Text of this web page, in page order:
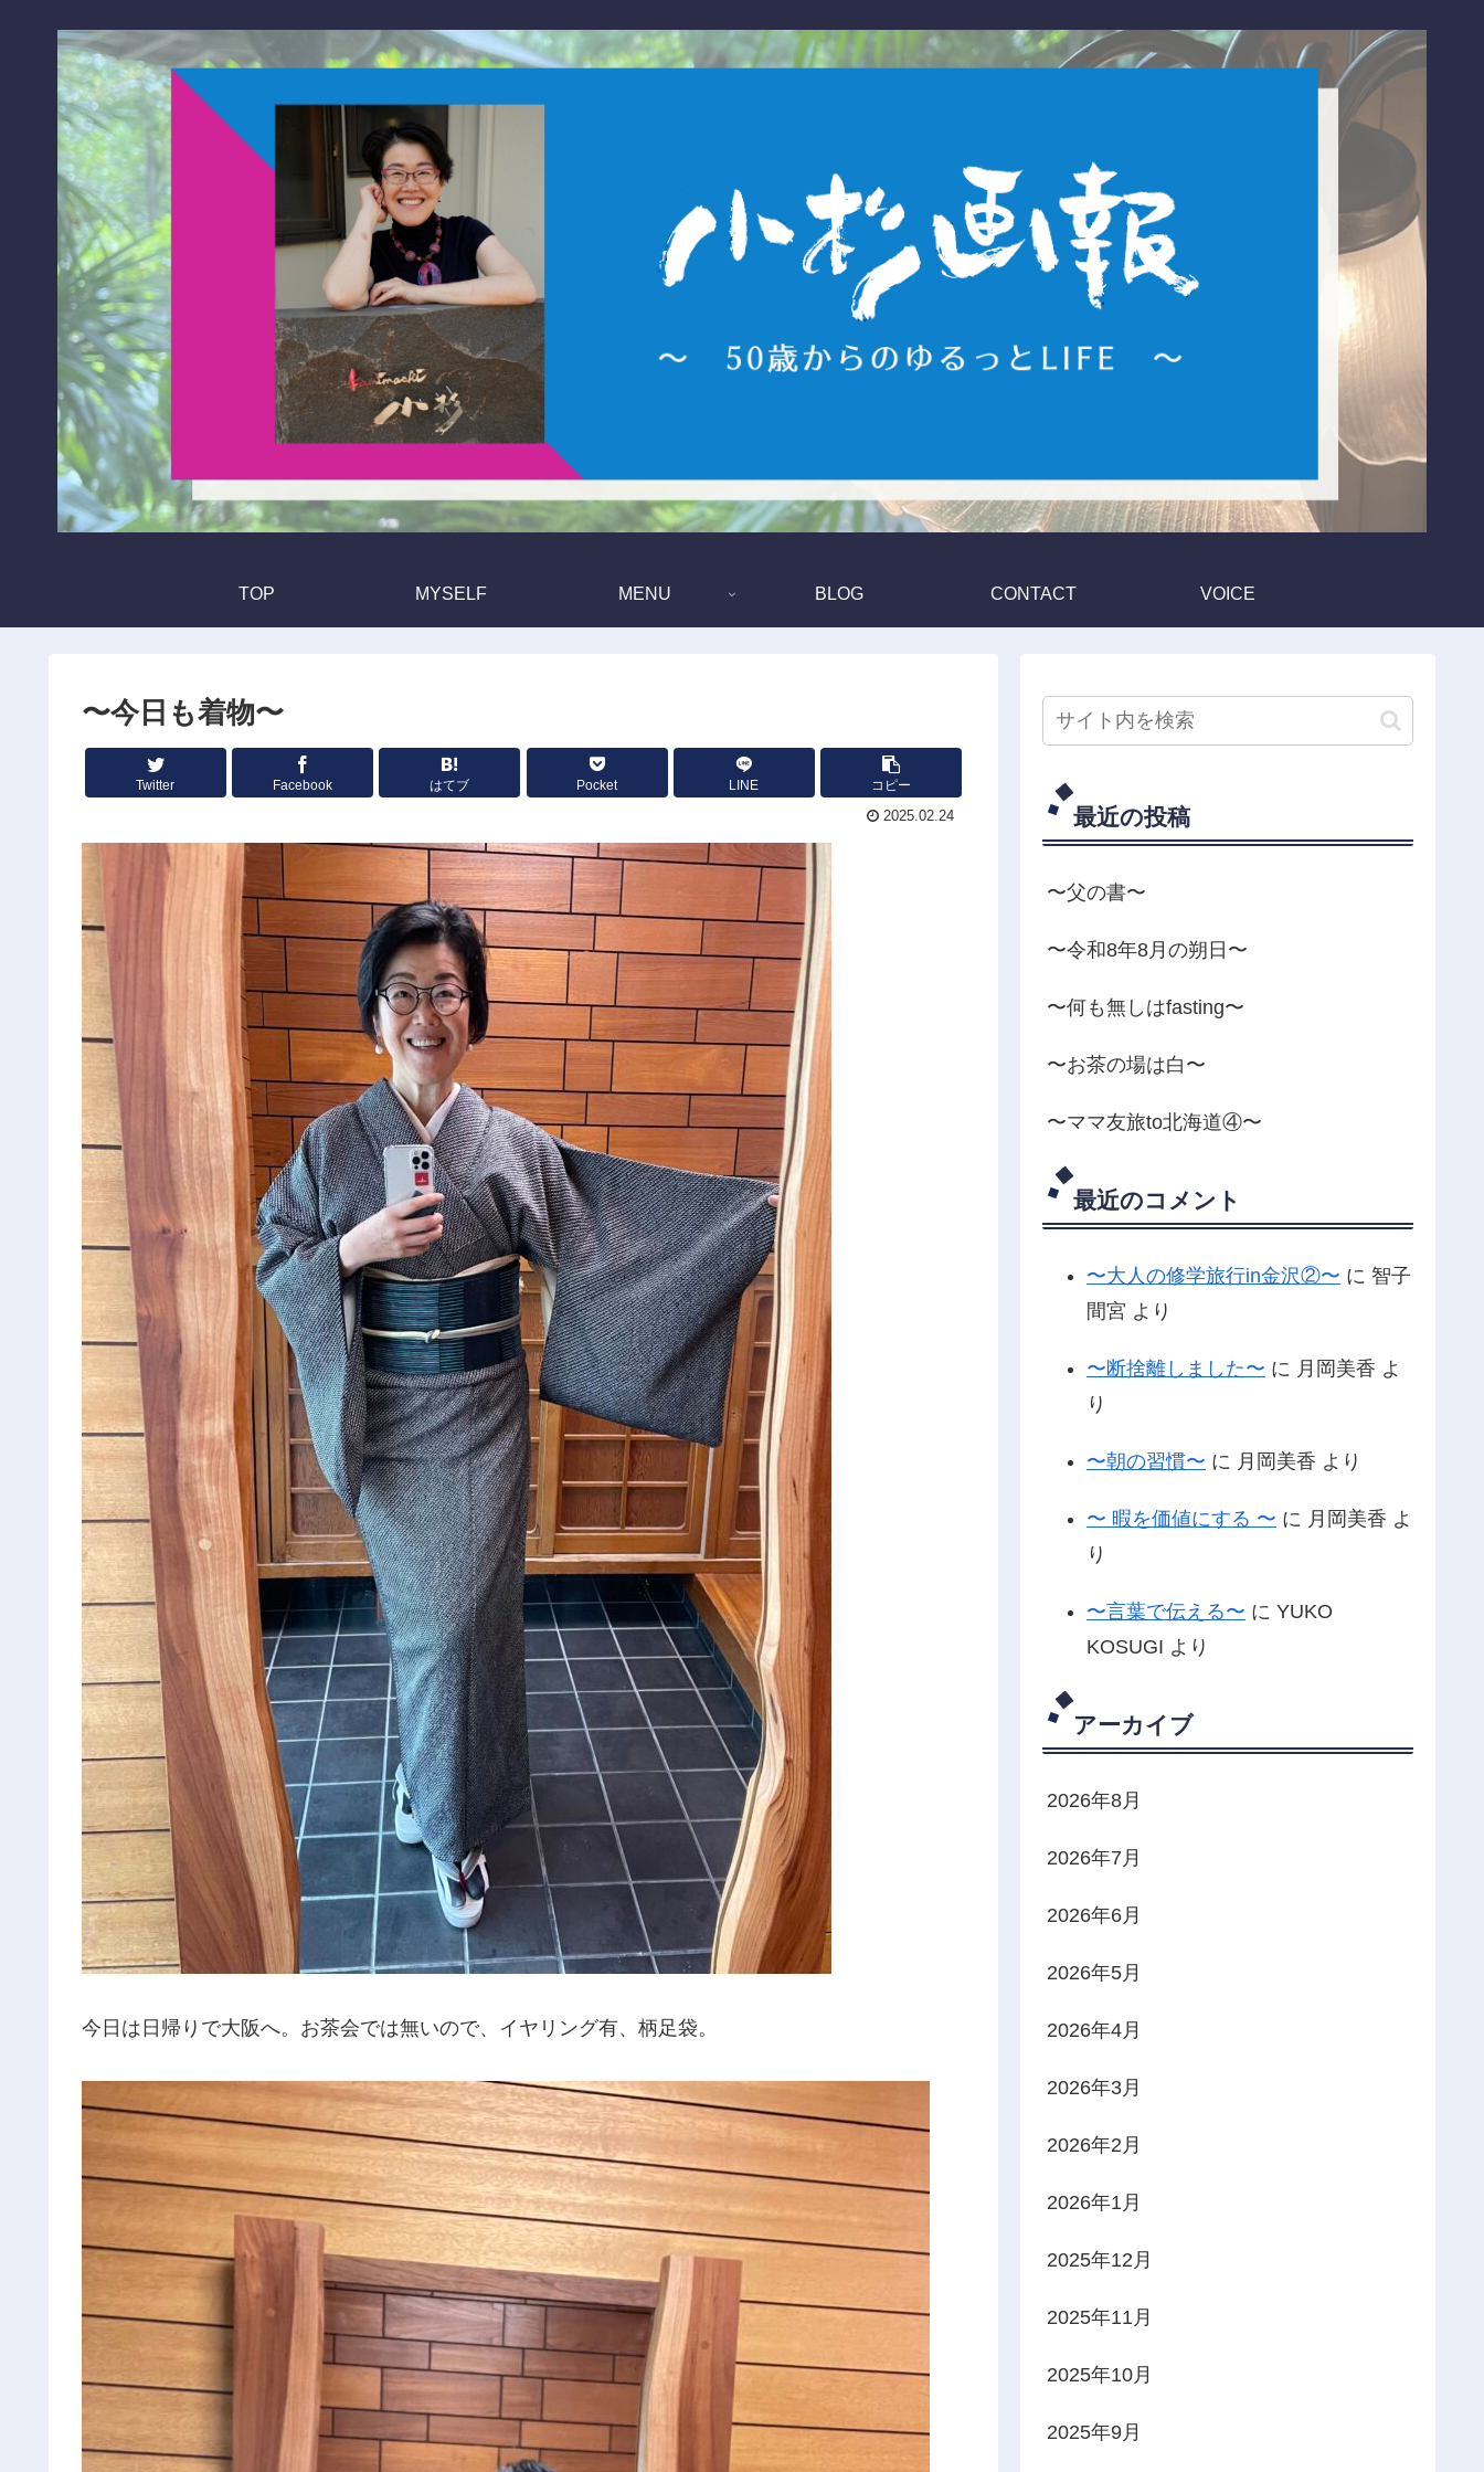
TOP MYSELF MENU BLOG CONTACT VOICE
〜今日も着物〜
Twitter Facebook はてブ Pocket LINE コピー
2025.02.24
今日は日帰りで大阪へ。お茶会では無いので、イヤリング有、柄足袋。
最近の投稿
〜父の書〜
〜令和8年8月の朔日〜
〜何も無しはfasting〜
〜お茶の場は白〜
〜ママ友旅to北海道④〜
最近のコメント
〜大人の修学旅行in金沢②〜 に 智子
間宮 より
〜断捨離しました〜 に 月岡美香 よ
り
〜朝の習慣〜 に 月岡美香 より
〜 暇を価値にする 〜 に 月岡美香 よ
り
〜言葉で伝える〜 に YUKO
KOSUGI より
アーカイブ
2026年8月
2026年7月
2026年6月
2026年5月
2026年4月
2026年3月
2026年2月
2026年1月
2025年12月
2025年11月
2025年10月
2025年9月